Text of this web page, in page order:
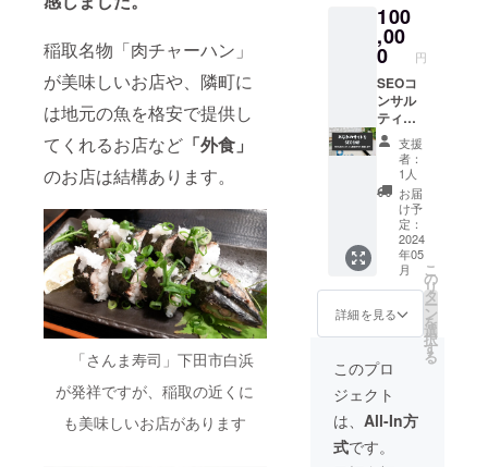
稲取名物「肉チャーハン」
が美味しいお店や、隣町に
は地元の魚を格安で提供し
てくれるお店など 「外食」
のお店は結構あります。
「さんま寿司」下田市白浜
が発祥ですが、稲取の近くに
も美味しいお店があります
す。あ
らかじ
めご了
さい。
有効期
限：1年
（2025
年4月末
まで）
ご利用
券をお
見せく
ださ
い。 宿
泊予約
方法な
どは別
途ご連
絡させ
て頂き
ます。
繁忙期
など宿
泊日の
ご要望
に沿え
ない場
す。あ
めご了
承くだ
さい。
有効期
ども完
備の予
定で
す） ま
た、
「お総
菜 な
ぎ」の
営業日
（火曜
定休予
定）に
は、お
総菜で
夕食も
ご用意
いたし
ます。
ショ
ン） 滞
在券は
メール
でお送
りいた
ますの
で、
ワー
ケー
ション
で稲取
に滞在
してみ
ません
か？ お
部屋は1
名様向
けの個
室をご
用意い
たしま
す。
（洗濯
機や乾
燥機な
ども完
備の予
定で
す） ま
た、
「お総
100
,00
0 円
SEOコ
ンサル
ティン
グ歴 約
15年の
井上
が、あ
なたの
ウェブ
サイト
のSEO
分析を
実施し
てレ
ポート
にまと
め、1時
間のレ
ポート
説明と
質疑応
答のお
支援
者：
1人
お届
け予
定：
2024
年05
月
詳細を見る
こ
の
リ
タ
ー
ン
を
選
択
す
る
このプロ
ジェクト
は、 All-In方
式です。